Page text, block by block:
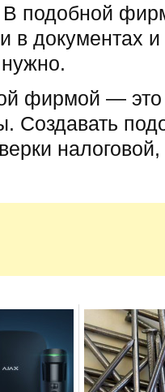
подобной
в документах и
фирмой — это
Создавать